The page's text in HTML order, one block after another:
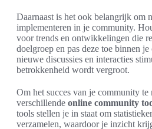
Daarnaast is het ook belangrijk om
implementeren in je community.
voor trends en ontwikkelingen die
doelgroep en pas deze toe binnen
nieuwe discussies en interacties
betrokkenheid wordt vergroot.
Om het succes van je community te
verschillende online community
tools stellen je in staat om
verzamelen, waardoor je inzicht